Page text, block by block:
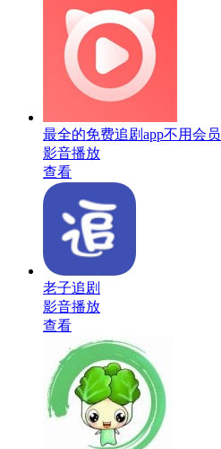
最全的免费追剧app不用会员
影音播放
查看
老子追剧
影音播放
查看